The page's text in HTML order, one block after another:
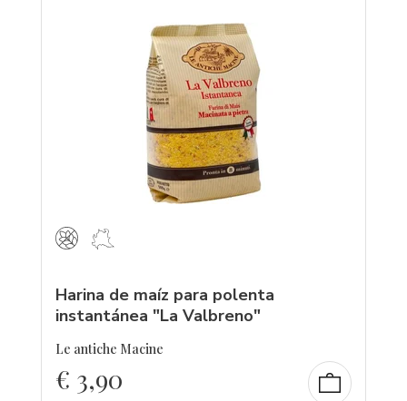
Harina de maíz para polenta
instantánea "La Valbreno"
Le antiche Macine
€ 3,90